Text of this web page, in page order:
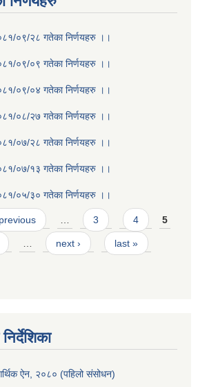
०९/२८ गतेका निर्णयहरु ।।
०९/०९ गतेका निर्णयहरु ।।
०९/०४ गतेका निर्णयहरु ।।
०८/२७ गतेका निर्णयहरु ।।
०७/२८ गतेका निर्णयहरु ।।
०७/१३ गतेका निर्णयहरु ।।
०५/३० गतेका निर्णयहरु ।।
… 3 4 5
… next › last »
ऐन, २०८० (पहिलो संसोधन)